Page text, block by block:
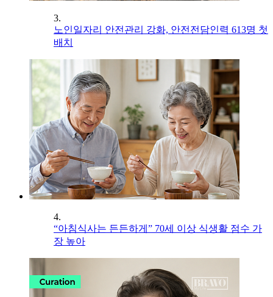
3.
노인일자리 안전관리 강화, 안전전담인력 613명 첫
배치
4.
“아침식사는 든든하게” 70세 이상 식생활 점수 가
장 높아